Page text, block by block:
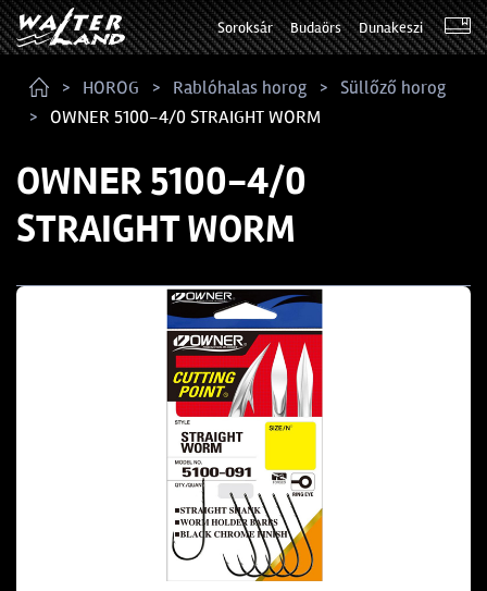
Soroksár Budaörs Dunakeszi
HOROG Rablóhalas horog
Süllőző horog
OWNER 5100-4/0 STRAIGHT WORM
OWNER 5100-4/0
STRAIGHT WORM